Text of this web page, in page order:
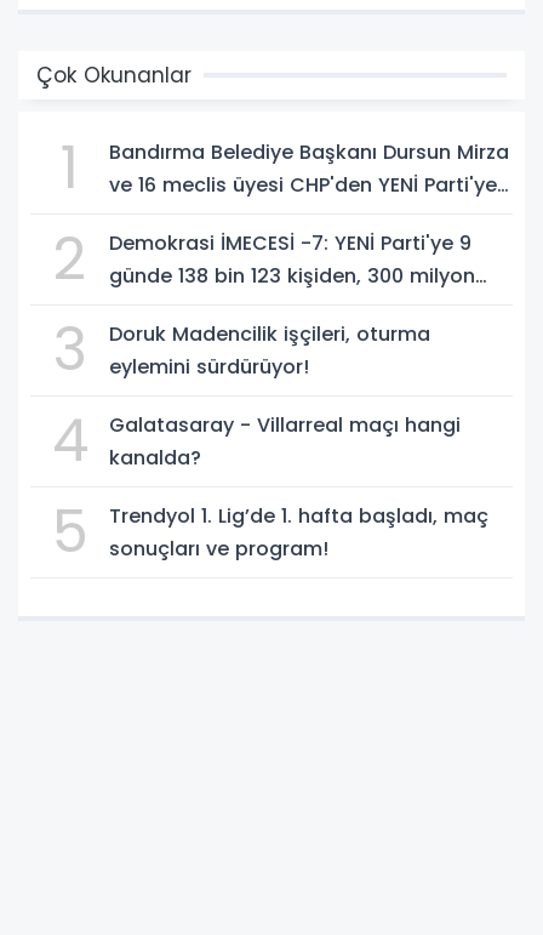
Çok Okunanlar
1
Bandırma Belediye Başkanı Dursun Mirza
ve 16 meclis üyesi CHP'den YENİ Parti'ye
2
Demokrasi İMECESİ -7: YENİ Parti'ye 9
günde 138 bin 123 kişiden, 300 milyon
3
Doruk Madencilik işçileri, oturma
eylemini sürdürüyor!
4
Galatasaray - Villarreal maçı hangi
kanalda?
5
Trendyol 1. Lig’de 1. hafta başladı, maç
sonuçları ve program!